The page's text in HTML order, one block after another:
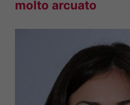
molto arcuato